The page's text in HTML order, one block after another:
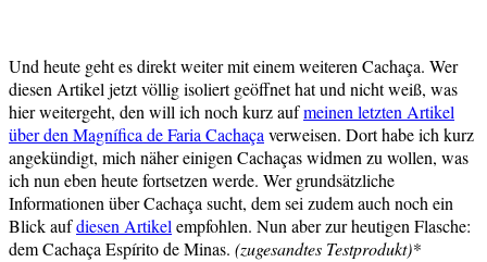
Und heute geht es direkt weiter mit einem weiteren Cachaça. Wer
diesen Artikel jetzt völlig isoliert geöffnet hat und nicht weiß, was
hier weitergeht, den will ich noch kurz aufmeinen letzten Artikel
über den Magnífica de Faria Cachaçaverweisen. Dort habe ich kurz
angekündigt, mich näher einigen Cachaças widmen zu wollen, was
ich nun eben heute fortsetzen werde. Wer grundsätzliche
Informationen über Cachaça sucht, dem sei zudem auch noch ein
Blick aufdiesen Artikelempfohlen. Nun aber zur heutigen Flasche:
dem Cachaça Espírito de Minas. (zugesandtes Testprodukt)*